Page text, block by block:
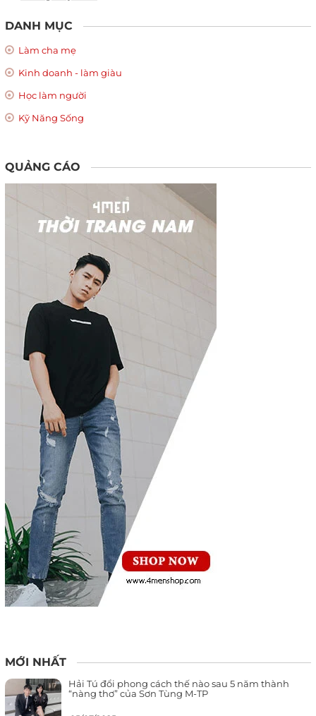
DANH MỤC
Làm cha mẹ
Kinh doanh - làm giàu
Học làm người
Kỹ Năng Sống
QUẢNG CÁO
MỚI NHẤT
Hải Tú đổi phong cách thế nào sau 5 năm thành
“nàng thơ” của Sơn Tùng M-TP